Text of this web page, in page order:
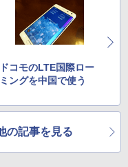
ドコモのLTE国際ロー
ミングを中国で使う
の記事を見る